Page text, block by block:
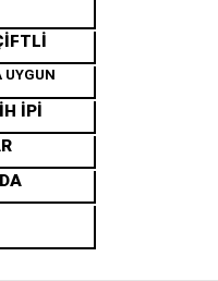
UYGUN
İPİ